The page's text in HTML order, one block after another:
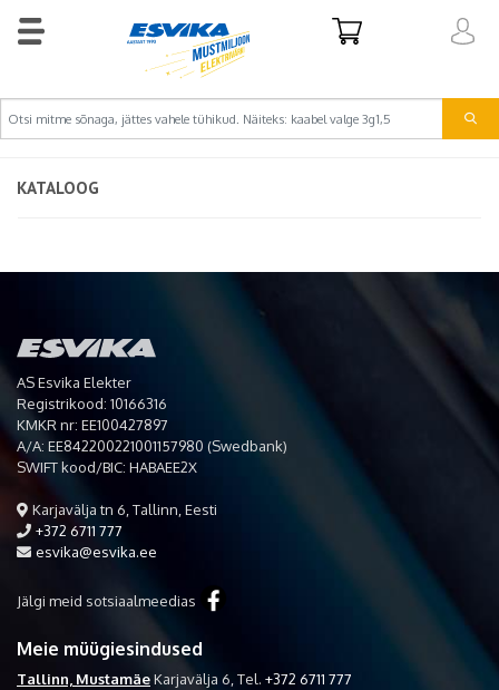
KATALOOG
AS Esvika Elekter
Registrikood: 10166316
KMKR nr: EE100427897
A/A: EE842200221001157980 (Swedbank)
SWIFT kood/BIC: HABAEE2X
Karjavälja tn 6, Tallinn, Eesti
+372 6711 777
esvika@esvika.ee
Jälgi meid sotsiaalmeedias
Meie müügiesindused
Tallinn, MustamäeKarjavälja 6, Tel. +372 6711 777